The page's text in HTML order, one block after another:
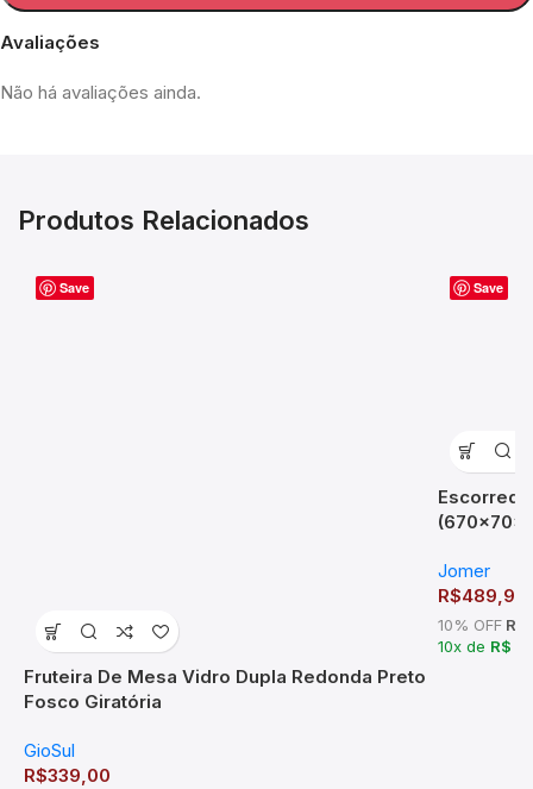
Avaliações
Não há avaliações ainda.
Produtos Relacionados
Save
Fruteira De Mesa Vidro Dupla Redonda Preto
Fosco Giratória
GioSul
R$339,00
Save
Jomer
R$489,94
10% OFF
10x de R$